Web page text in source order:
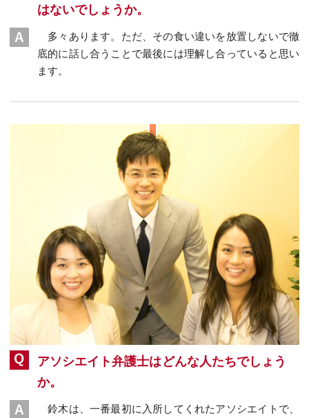
はないでしょうか。
多々あります。ただ、その食い違いを放置しないで徹
底的に話し合うことで最後には理解し合っていると思い
ます。
アソシエイト弁護士はどんな人たちでしょう
か。
鈴木は、一番最初に入所してくれたアソシエイトで、